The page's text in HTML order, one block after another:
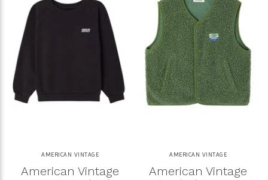
AMERICAN VINTAGE
American Vintage
AMERICAN VINTAGE
American Vintage